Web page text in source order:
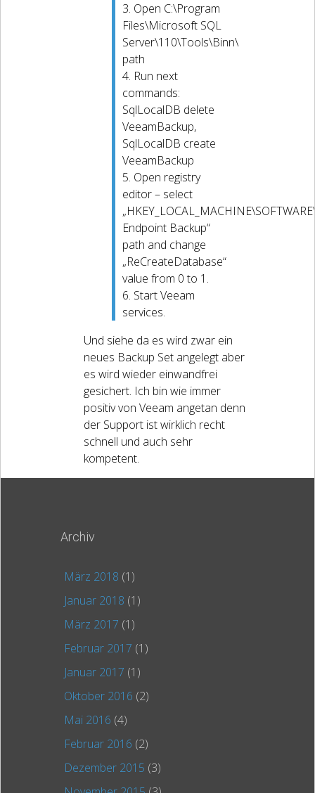
3. Open C:\Program
Files\Microsoft SQL
Server\110\Tools\Binn\
path
4. Run next
commands:
SqlLocalDB delete
VeeamBackup,
SqlLocalDB create
VeeamBackup
5. Open registry
editor – select
Endpoint Backup“
path and change
„ReCreateDatabase“
value from 0 to 1.
6. Start Veeam
services.
Und siehe da es wird zwar ein
neues Backup Set angelegt aber
es wird wieder einwandfrei
gesichert. Ich bin wie immer
positiv von Veeam angetan denn
der Support ist wirklich recht
schnell und auch sehr
kompetent.
Archiv
März 2018 (1)
Januar 2018 (1)
März 2017 (1)
Februar 2017 (1)
Januar 2017 (1)
Oktober 2016 (2)
Mai 2016 (4)
Februar 2016 (2)
Dezember 2015 (3)